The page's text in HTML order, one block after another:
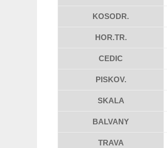
KOSODR.
HOR.TR.
CEDIC
PISKOV.
SKALA
BALVANY
TRAVA